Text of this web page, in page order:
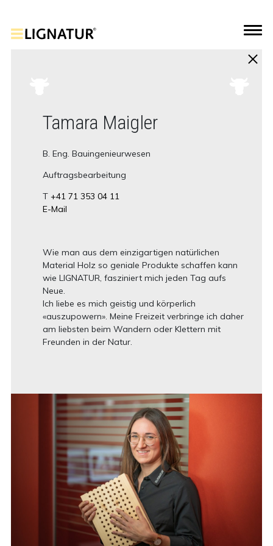
Tamara Maigler
B. Eng. Bauingenieurwesen
Auftragsbearbeitung
T +41 71 353 04 11
E-Mail
Wie man aus dem einzigartigen natürlichen
Material Holz so geniale Produkte schaffen kann
wie LIGNATUR, fasziniert mich jeden Tag aufs
Neue.
Ich liebe es mich geistig und körperlich
«auszupowern». Meine Freizeit verbringe ich daher
am liebsten beim Wandern oder Klettern mit
Freunden in der Natur.